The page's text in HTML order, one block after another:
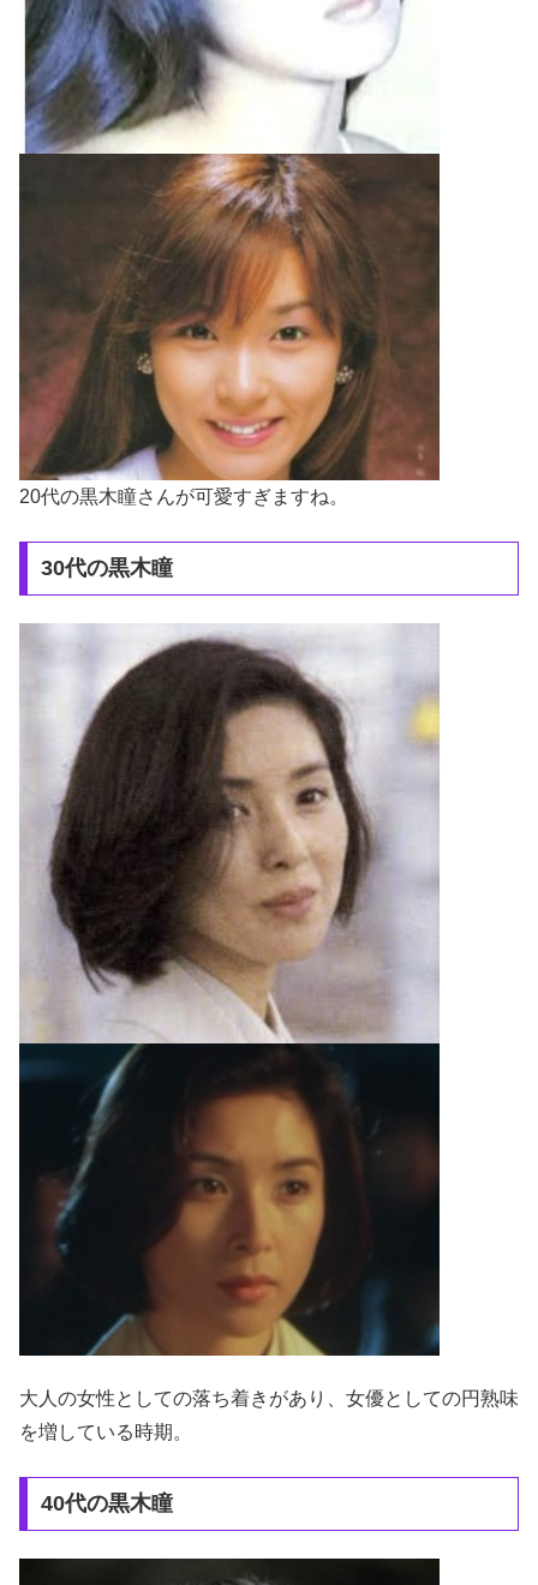
20代の黒木瞳さんが可愛すぎますね。
30代の黒木瞳
大人の女性としての落ち着きがあり、女優としての円熟味
を増している時期。
40代の黒木瞳